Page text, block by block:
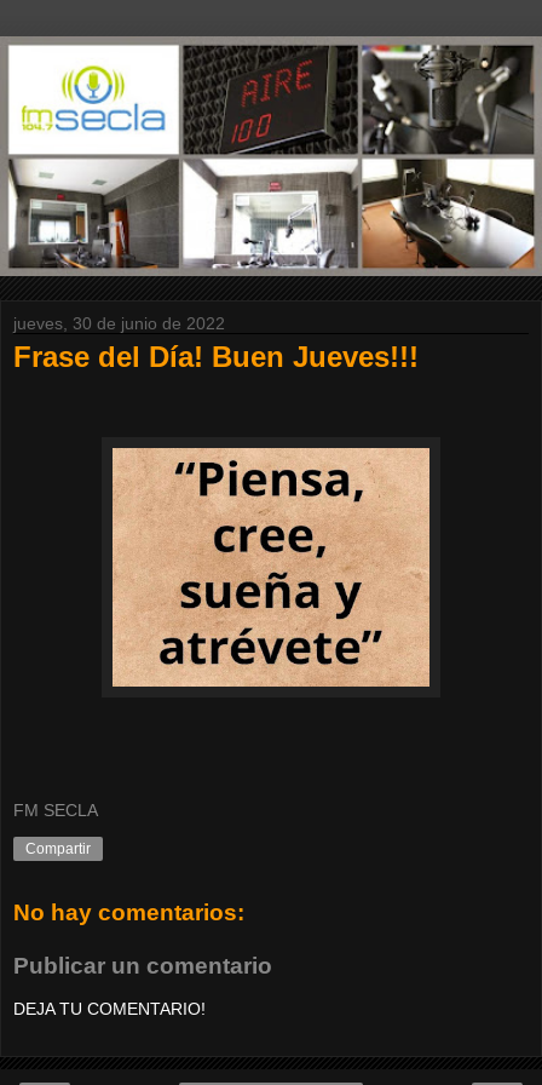
jueves, 30 de junio de 2022
Frase del Día! Buen Jueves!!!
FM SECLA
Compartir
No hay comentarios:
Publicar un comentario
DEJA TU COMENTARIO!